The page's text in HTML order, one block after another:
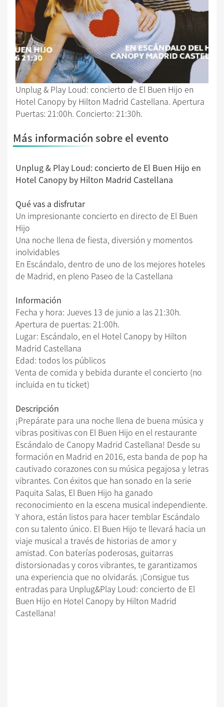
Unplug & Play Loud: concierto de El Buen Hijo en
Hotel Canopy by Hilton Madrid Castellana. Apertura
Puertas: 21:00h. Concierto: 21:30h.
Más información sobre el evento
Unplug & Play Loud: concierto de El Buen Hijo en
Hotel Canopy by Hilton Madrid Castellana
Qué vas a disfrutar
Un impresionante concierto en directo de El Buen
Hijo
Una noche llena de fiesta, diversión y momentos
inolvidables
En Escándalo, dentro de uno de los mejores hoteles
de Madrid, en pleno Paseo de la Castellana
Información
Fecha y hora: Jueves 13 de junio a las 21:30h.
Apertura de puertas: 21:00h.
Lugar: Escándalo, en el Hotel Canopy by Hilton
Madrid Castellana
Edad: todos los públicos
Venta de comida y bebida durante el concierto (no
incluida en tu ticket)
Descripción
¡Prepárate para una noche llena de buena música y
vibras positivas con El Buen Hijo en el restaurante
Escándalo de Canopy Madrid Castellana! Desde su
formación en Madrid en 2016, esta banda de pop ha
cautivado corazones con su música pegajosa y letras
vibrantes. Con éxitos que han sonado en la serie
Paquita Salas, El Buen Hijo ha ganado
reconocimiento en la escena musical independiente.
Y ahora, están listos para hacer temblar Escándalo
con su talento único. El Buen Hijo te llevará hacia un
viaje musical a través de historias de amor y
amistad. Con baterías poderosas, guitarras
distorsionadas y coros vibrantes, te garantizamos
una experiencia que no olvidarás. ¡Consigue tus
entradas para Unplug&Play Loud: concierto de El
Buen Hijo en Hotel Canopy by Hilton Madrid
Castellana!